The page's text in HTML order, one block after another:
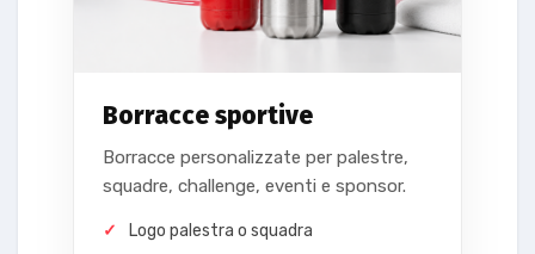
Borracce sportive
Borracce personalizzate per palestre,
squadre, challenge, eventi e sponsor.
Logo palestra o squadra